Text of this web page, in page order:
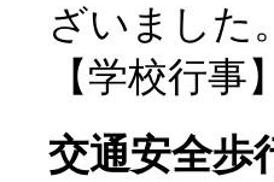
ざいました。
【学校行事
交通安全歩